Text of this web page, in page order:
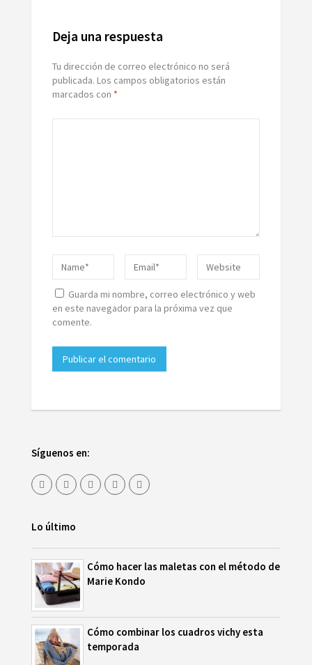
Deja una respuesta
Tu dirección de correo electrónico no será
publicada. Los campos obligatorios están
marcados con *
Guarda mi nombre, correo electrónico y web
en este navegador para la próxima vez que
comente.
Síguenos en:
Lo último
Cómo hacer las maletas con el método de
Marie Kondo
Cómo combinar los cuadros vichy esta
temporada